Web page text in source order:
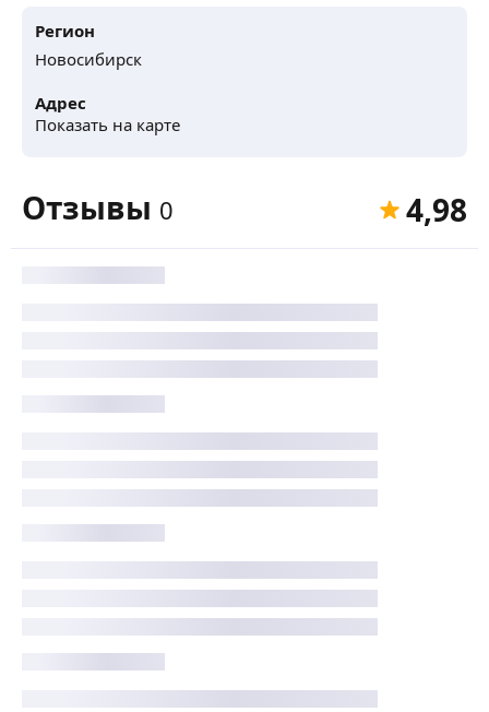
Регион
Новосибирск
Адрес
Показать на карте
Отзывы 0 4,98